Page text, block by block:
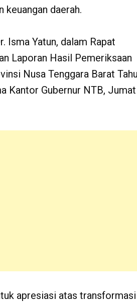
keuangan daerah.
Isma Yatun, dalam Rapat
Laporan Hasil Pemeriksaan
Nusa Tenggara Barat
Kantor Gubernur NTB, Jumat
apresiasi atas transformasi